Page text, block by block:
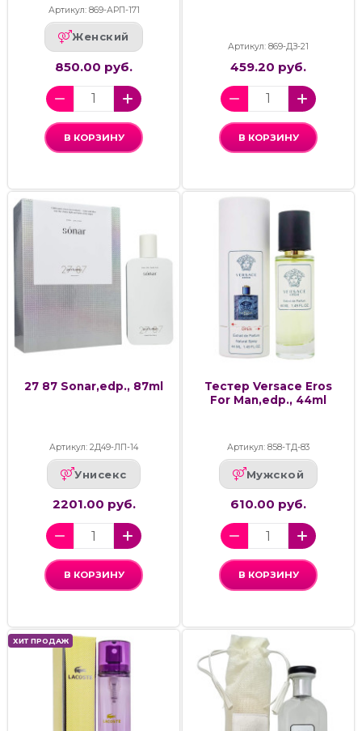
Артикул: 869-АРП-171
Женский
850.00 руб.
В КОРЗИНУ
Артикул: 869-ДЗ-21
459.20 руб.
В КОРЗИНУ
27 87 Sonar,edp., 87ml
Артикул: 2Д49-ЛП-14
Унисекс
2201.00 руб.
В КОРЗИНУ
Тестер Versace Eros
For Man,edp., 44ml
Артикул: 858-ТД-83
Мужской
610.00 руб.
В КОРЗИНУ
ХИТ ПРОДАЖ